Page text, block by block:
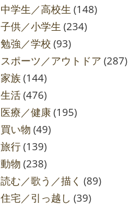
中学生／高校生 (148)
子供／小学生 (234)
勉強／学校 (93)
スポーツ／アウトドア (287)
家族(144)
生活(476)
医療／健康(195)
買い物 (49)
旅行(139)
動物 (238)
読む／歌う／描く (89)
住宅／引っ越し (39)